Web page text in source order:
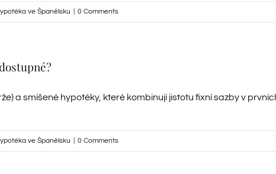
ve Španělsku 0 Comments
a smíšené hypotéky, které kombinují jistotu fixní sazby v
ve Španělsku 0 Comments